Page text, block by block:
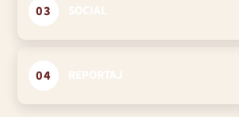
03
04